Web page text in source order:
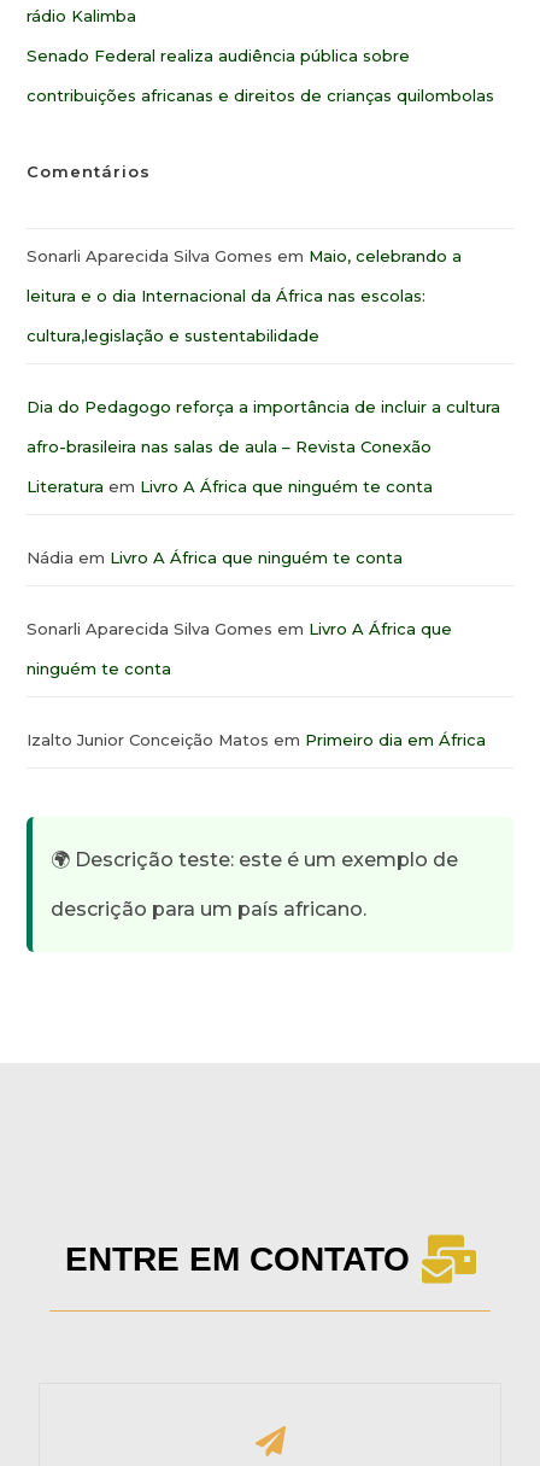
rádio Kalimba
Senado Federal realiza audiência pública sobre
contribuições africanas e direitos de crianças quilombolas
Comentários
Sonarli Aparecida Silva Gomes em Maio, celebrando a
leitura e o dia Internacional da África nas escolas:
cultura,legislação e sustentabilidade
Dia do Pedagogo reforça a importância de incluir a cultura
afro-brasileira nas salas de aula – Revista Conexão
Literatura em Livro A África que ninguém te conta
Nádia em Livro A África que ninguém te conta
Sonarli Aparecida Silva Gomes em Livro A África que
ninguém te conta
Izalto Junior Conceição Matos em Primeiro dia em África
🌍 Descrição teste: este é um exemplo de
descrição para um país africano.
ENTRE EM CONTATO